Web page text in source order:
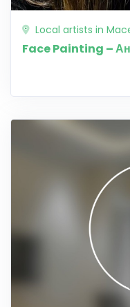
Local artists in
Face Painting –